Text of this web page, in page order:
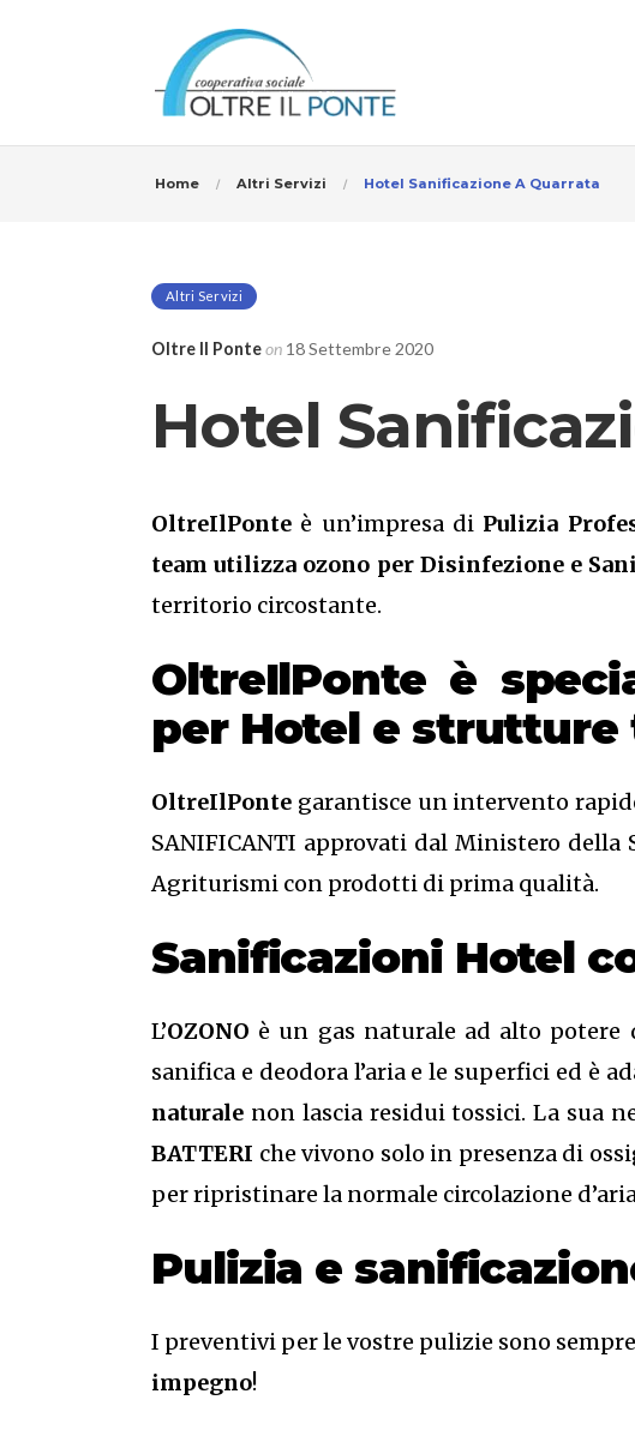
Home Altri Servizi Hotel Sanificazione A Quarrata
Altri Servizi
Oltre Il Ponteon 18 Settembre 2020
Hotel
OltreIlPonte è un’impresa di Pulizia
team utilizza ozono per Disinfezione e
territorio circostante.
OltreIlPonte è
per Hotel e
OltreIlPonte garantisce un intervento
SANIFICANTI approvati dal Ministero
Agriturismi con prodotti di prima qualità.
Sanificazioni Hotel
L’OZONO è un gas naturale ad alto potere
sanifica e deodora l’aria e le superfici ed è
naturale non lascia residui tossici.La sua
BATTERI che vivono solo in presenza di
per ripristinare la normale circolazione
Pulizia e
I preventivi per le vostre pulizie sono
impegno!